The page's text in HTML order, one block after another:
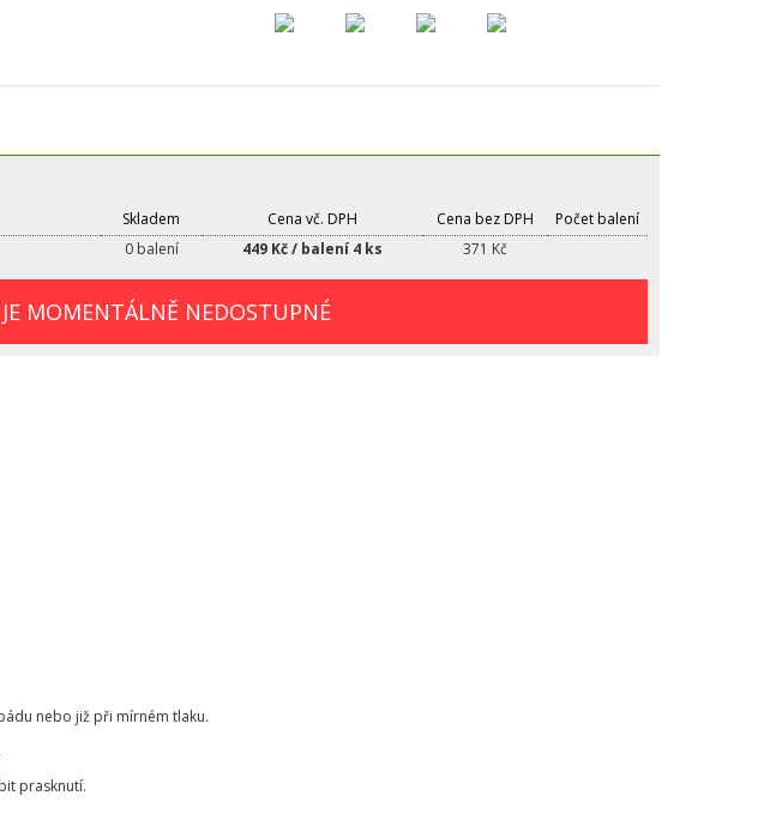
Skladem Cena vč. DPH Cena bez DPH
Počet balení
0 balení 449 Kč / balení 4 ks 371 Kč
MOMENTÁLNĚ NEDOSTUPNÉ
nebo již při mírném tlaku.
prasknutí.